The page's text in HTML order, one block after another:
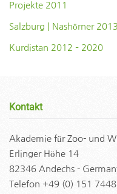
Projekte 2011
Salzburg | Nashörner
Kurdistan 2012 – 2020
Kontakt
Akademie für Zoo- und
Erlinger Höhe 14
82346 Andechs -
Telefon +49 (0) 151